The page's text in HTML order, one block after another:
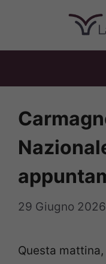
contenuto
29 Giugno 2026
Questa